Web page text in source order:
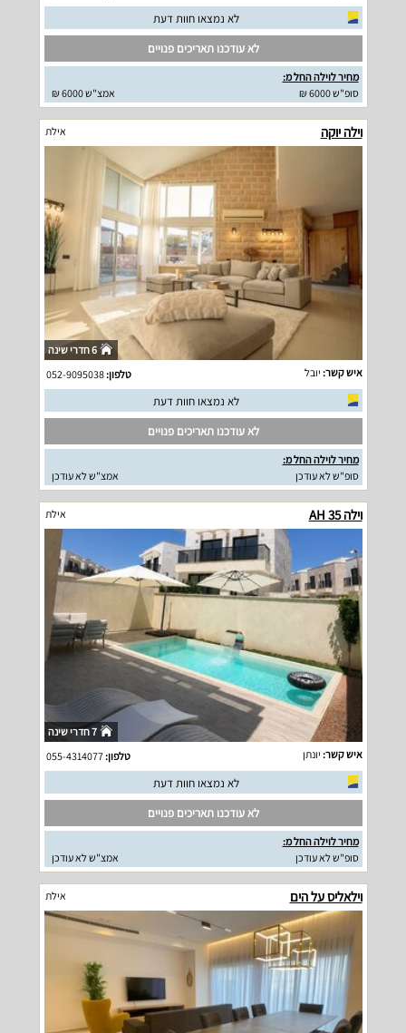
לא נמצאו חוות דעת
לא עודכנו תאריכים פנויים
מחיר לוילה החל מ:
סופ"ש 6000 ₪
אמצ"ש 6000 ₪
וילה יוקה אילת
6 חדרי שינה
איש קשר: יובל טלפון:052-9095038
לא נמצאו חוות דעת
לא עודכנו תאריכים פנויים
מחיר לוילה החל מ:
סופ"ש לא עודכן
אמצ"ש לא עודכן
וילה AH 35 אילת
7 חדרי שינה
איש קשר: יונתן טלפון:055-4314077
לא נמצאו חוות דעת
לא עודכנו תאריכים פנויים
מחיר לוילה החל מ:
סופ"ש לא עודכן
אמצ"ש לא עודכן
וילאליס על הים אילת